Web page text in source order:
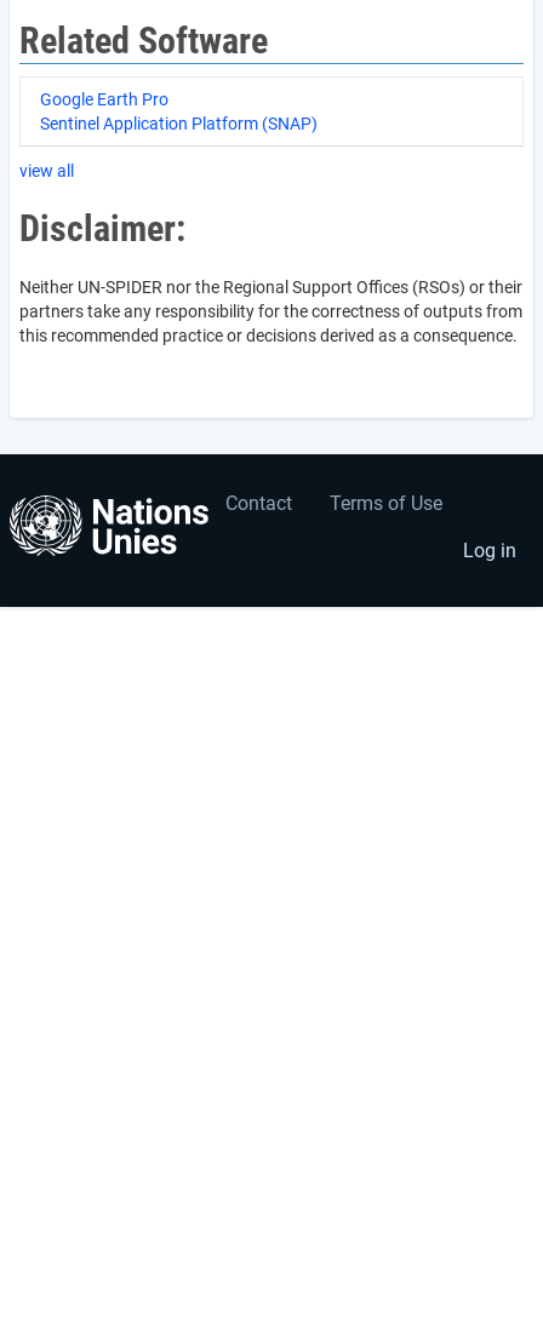
Related Software
Google Earth Pro
Sentinel Application Platform (SNAP)
view all
Disclaimer:
Neither UN-SPIDER nor the Regional Support Offices (RSOs) or their
partners take any responsibility for the correctness of outputs from
this recommended practice or decisions derived as a consequence.
Footer
Contact Terms of Use
User
account
menu
Log in